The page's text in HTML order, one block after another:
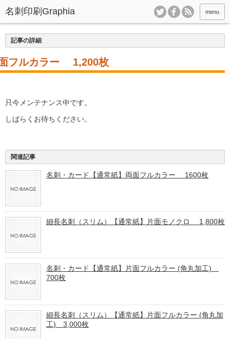
menu
記事の詳細
フルカラー 1,200枚
只今メンテナンス中です。
しばらくお待ちください。
関連記事
名刺・カード【通常紙】両面フルカラー 1600枚
細長名刺（スリム）【通常紙】片面モノクロ 1,800枚
名刺・カード【通常紙】片面フルカラー (角丸加工)
700枚
細長名刺（スリム）【通常紙】片面フルカラー (角丸加
工) 3,000枚